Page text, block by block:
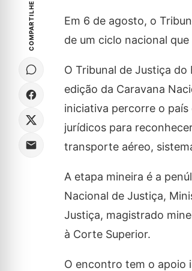
COMPARTILHE
Em 6 de agosto, o
de um ciclo nacional
O Tribunal de Justiça do
edição da Caravana
iniciativa percorre o
jurídicos para
transporte aéreo,
A etapa mineira é a
Nacional de Justiça,
Justiça, magistrado
à Corte Superior.
O encontro tem o apoio